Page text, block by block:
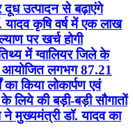
उत्पादन से बढ़ाएंगे
कृषि वर्ष में एक लाख
पर खर्च होगी
में ग्वालियर जिले के
लगभग 87.21
किया लोकार्पण एवं
की बड़ी-बड़ी सौगातों
मुख्यमंत्री डॉ. यादव का